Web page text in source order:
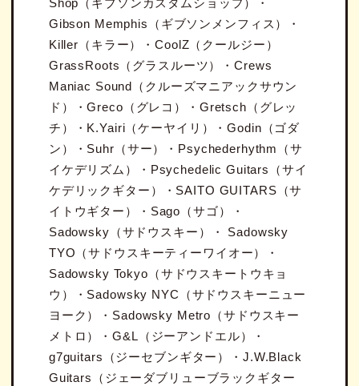
Shop（ギブソンカスタムショップ）・
Gibson Memphis（ギブソンメンフィス）・
Killer（キラー）・CoolZ（クールジー）
GrassRoots（グラスルーツ）・Crews
Maniac Sound（クルーズマニアックサウン
ド）・Greco（グレコ）・Gretsch（グレッ
チ）・K.Yairi（ケーヤイリ）・Godin（ゴダ
ン）・Suhr（サー）・Psychederhythm（サ
イケデリズム）・Psychedelic Guitars（サイ
ケデリックギター）・SAITO GUITARS（サ
イトウギター）・Sago（サゴ）・
Sadowsky（サドウスキー）・ Sadowsky
TYO（サドウスキーティーワイオー）・
Sadowsky Tokyo（サドウスキートウキョ
ウ）・Sadowsky NYC（サドウスキーニュー
ヨーク）・Sadowsky Metro（サドウスキー
メトロ）・G&L（ジーアンドエル）・
g7guitars（ジーセブンギター）・J.W.Black
Guitars（ジェーダブリューブラックギター